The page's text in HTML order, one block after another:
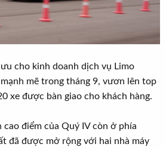
cho kinh doanh dịch vụ Limo
mẽ trong tháng 9, vươn lên top
xe được bàn giao cho khách hàng.
điểm của Quý IV còn ở phía
đã được mở rộng với hai nhà máy